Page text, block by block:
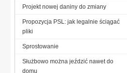
Projekt nowej daniny do zmiany
Propozycja PSL: jak legalnie ściągać
pliki
Sprostowanie
Służbowo można jeździć nawet do
domu